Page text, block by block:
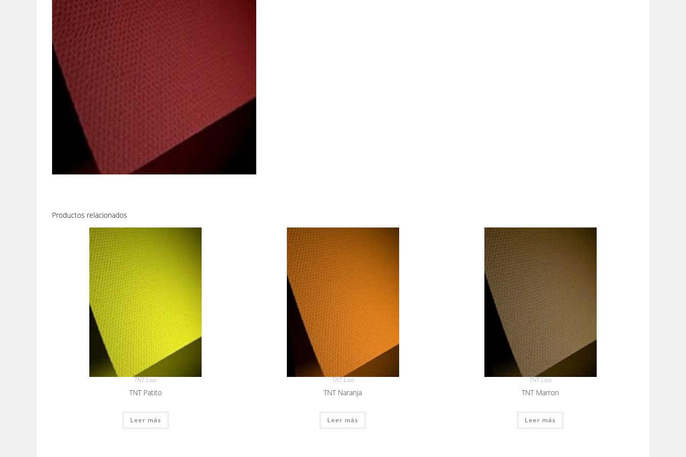
Productos relacionados
TNT Liso
TNT Patito
Leer más
TNT Liso
TNT Naranja
Leer más
TNT Liso
TNT Marron
Leer más